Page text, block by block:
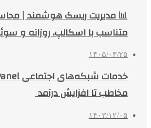
📊 مدیریت ریسک هوشمند |
متناسب با اسکالپ، روزانه و
۱۴۰۵/۰۳/۲۵
مخاطب تا افزایش درآمد
۱۴۰۳/۱۲/۰۵